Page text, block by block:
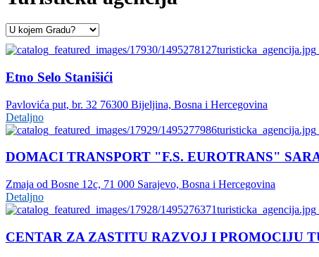
Etno Selo Stanišići
Pavlovića put, br. 32 76300 Bijeljina, Bosna i Hercegovina
Detaljno
DOMACI TRANSPORT "F.S. EUROTRANS"
Zmaja od Bosne 12c, 71 000 Sarajevo, Bosna i Hercegovina
Detaljno
CENTAR ZA ZASTITU RAZVOJ I PROMOCIJU